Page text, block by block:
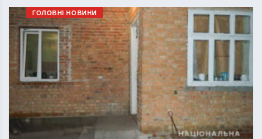
ГОЛОВНІ НОВИНИ